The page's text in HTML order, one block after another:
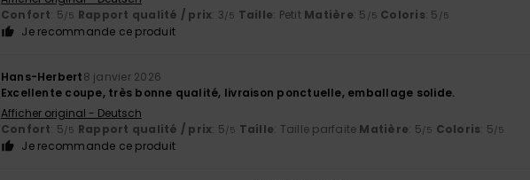
Confort: 5/5 Rapport qualité / prix: 3/5 Taille: Petit Matière: 5 /5 Coloris: 5 /5
Je recommande ce produit
Hans-Herbert8 janvier 2026
Excellente coupe, très bonne qualité, livraison ponctuelle, emballage solide.
Afficher original - Deutsch
Confort: 5/5 Rapport qualité / prix: 5/5 Taille: Taille parfaite Matière: 5/5 Coloris: 5/5
Je recommande ce produit